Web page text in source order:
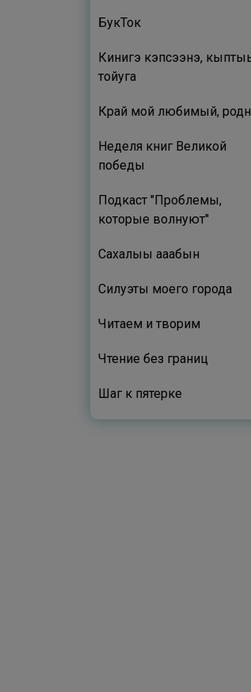
БукТок
Кинигэ кэпсээнэ,
тойуга
Край мой любимый,
Неделя книг Великой
победы
Подкаст "Проблемы,
которые волнуют"
Сахалыы ааҕабын
Силуэты моего города
Читаем и творим
Чтение без границ
Шаг к пятерке